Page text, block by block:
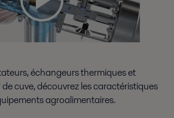
échangeurs thermiques et
cuve, découvrez les caractéristiques
agroalimentaires.